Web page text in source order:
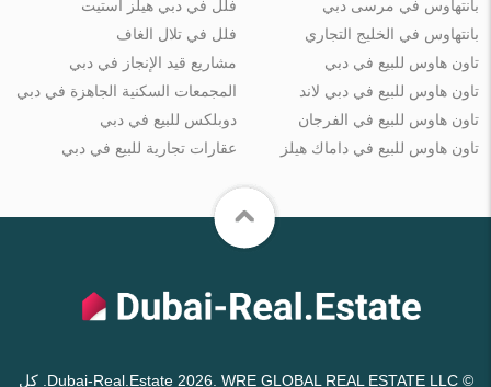
بانتهاوس في مرسى دبي
بانتهاوس في الخليج التجاري
فلل في دبي هيلز استيت
فلل في تلال الغاف
تاون هاوس للبيع في دبي
تاون هاوس للبيع في دبي لاند
تاون هاوس للبيع في الفرجان
تاون هاوس للبيع في داماك هيلز
مشاريع قيد الإنجاز في دبي
المجمعات السكنية الجاهزة في دبي
دوبلكس للبيع في دبي
عقارات تجارية للبيع في دبي
© Dubai-Real.Estate 2026. WRE GLOBAL REAL ESTATE LLC. كل